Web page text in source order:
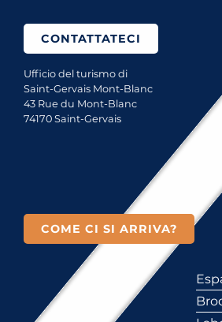
CONTATTATECI
Ufficio del turismo di
Saint-Gervais Mont-Blanc
43 Rue du Mont-Blanc
74170 Saint-Gervais
COME CI SI ARRIVA?